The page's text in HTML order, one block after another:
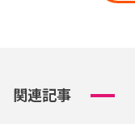
関連記事